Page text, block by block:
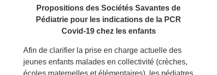
Propositions des Sociétés Savantes de
Pédiatrie pour les indications de la PCR
Covid-19 chez les enfants
Afin de clarifier la prise en charge actuelle des
jeunes enfants malades en collectivité (crèches,
écoles maternelles et élémentaires), les pédiatres